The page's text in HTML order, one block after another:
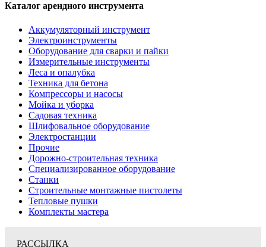
Каталог арендного инструмента
Аккумуляторный инструмент
Электроинструменты
Оборудование для сварки и пайки
Измерительные инструменты
Леса и опалубка
Техника для бетона
Компрессоры и насосы
Мойка и уборка
Садовая техника
Шлифовальное оборудование
Электростанции
Прочие
Дорожно-строительная техника
Специализированное оборудование
Станки
Строительные монтажные пистолеты
Тепловые пушки
Комплекты мастера
РАССЫЛКА